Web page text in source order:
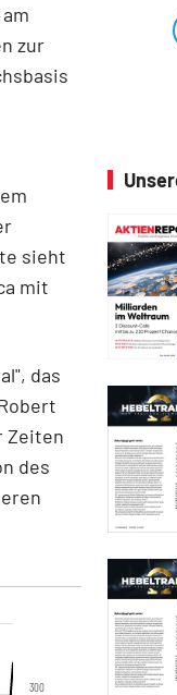
zur
sieht
mit
das
Zeiten
des
300